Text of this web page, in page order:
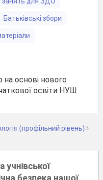
Батьківські збори
основі нового
освіти НУШ
(профільний рівень)
безпека нашої